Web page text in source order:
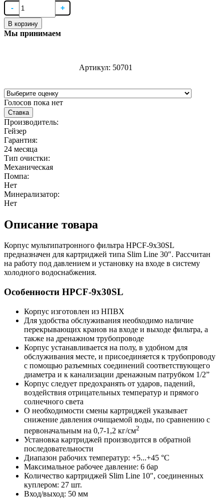
В корзину
Мы принимаем
Артикул: 50701
Голосов пока нет
Ставка
Производитель:
Гейзер
Гарантия:
24 месяца
Тип очистки:
Механическая
Помпа:
Нет
Минерализатор:
Нет
Описание товара
Корпус мультипатронного фильтра HPCF-9x30SL
предназначен для картриджей типа Slim Line 30″. Рассчитан
на работу под давлением и установку на входе в систему
холодного водоснабжения.
Особенности HPCF-9x30SL
Корпус изготовлен из НПВХ
Для удобства обслуживания необходимо наличие
перекрывающих кранов на входе и выходе фильтра, а
также на дренажном трубопроводе
Корпус устанавливается на полу, в удобном для
обслуживания месте, и присоединяется к трубопроводу
с помощью разъемных соединений соответствующего
диаметра и к канализации дренажным патрубком 1/2”
Корпус следует предохранять от ударов, падений,
воздействия отрицательных температур и прямого
солнечного света
О необходимости смены картриджей указывает
снижение давления очищаемой воды, по сравнению с
первоначальным на 0,7-1,2 кг/см2
Установка картриджей производится в обратной
последовательности
Диапазон рабочих температур: +5...+45 °C
Максимальное рабочее давление: 6 бар
Количество картриджей Slim Line 10″, соединенных
куплером: 27 шт.
Вход/выход: 50 мм